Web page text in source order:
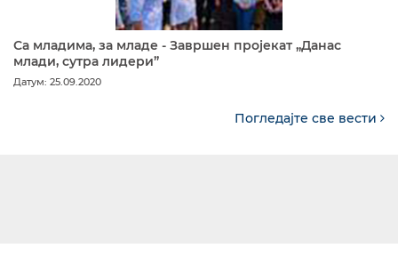
Са младима, за младе - Завршен пројекат „Данас
млади, сутра лидери”
Датум: 25.09.2020
Погледајте све вести